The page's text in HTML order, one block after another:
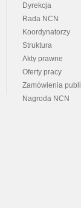
Dyrekcja
Rada NCN
Koordynatorzy
Struktura
Akty prawne
Oferty pracy
Zamówienia
Nagroda NCN